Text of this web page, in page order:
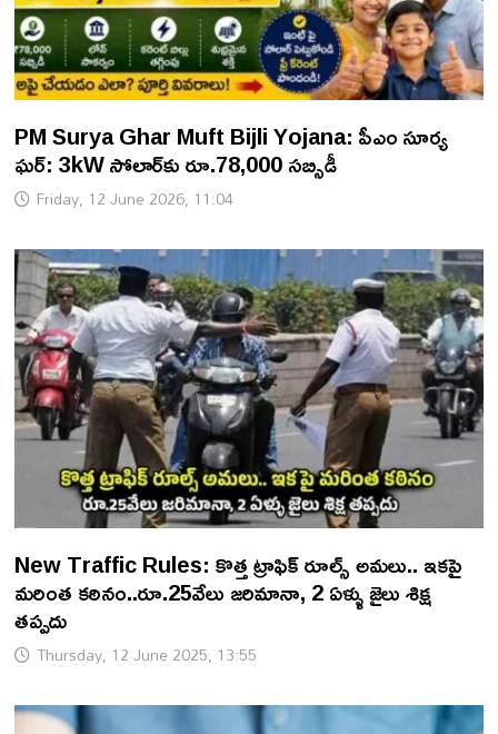
PM Surya Ghar Muft Bijli Yojana: పీఎం సూర్య
ఘర్: 3kW సోలార్‌కు రూ.78,000 సబ్సిడీ
Friday, 12 June 2026, 11:04
New Traffic Rules: కొత్త ట్రాఫిక్ రూల్స్ అమలు.. ఇకపై
మరింత కఠినం..రూ.25వేలు జరిమానా, 2 ఏళ్ళు జైలు శిక్ష
తప్పదు
Thursday, 12 June 2025, 13:55